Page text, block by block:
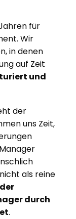
für
Wir
in denen
auf Zeit
und
der
uns Zeit,
als reine
durch
.